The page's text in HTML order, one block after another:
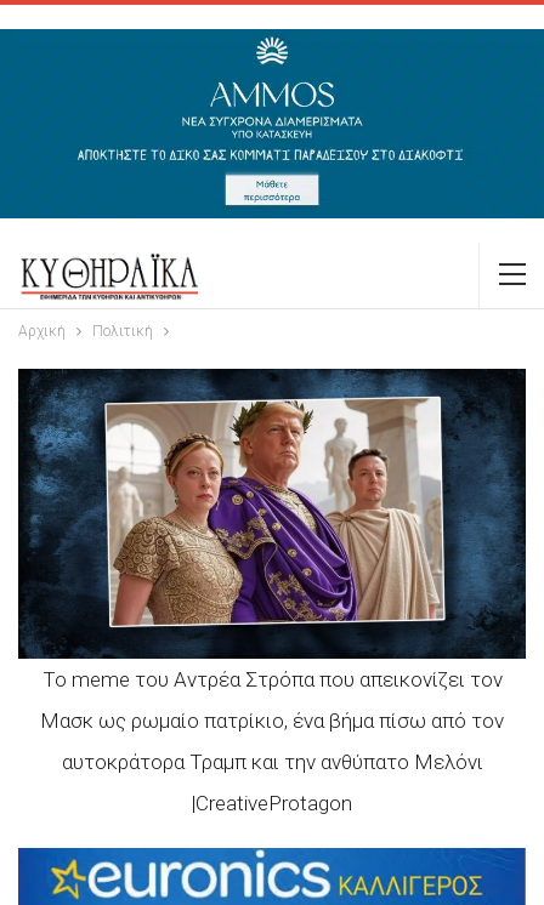
Αρχική Πολιτική
Το meme του Αντρέα Στρόπα που απεικονίζει τον
Μασκ ως ρωμαίο πατρίκιο, ένα βήμα πίσω από τον
αυτοκράτορα Τραμπ και την ανθύπατο Μελόνι
|CreativeProtagon